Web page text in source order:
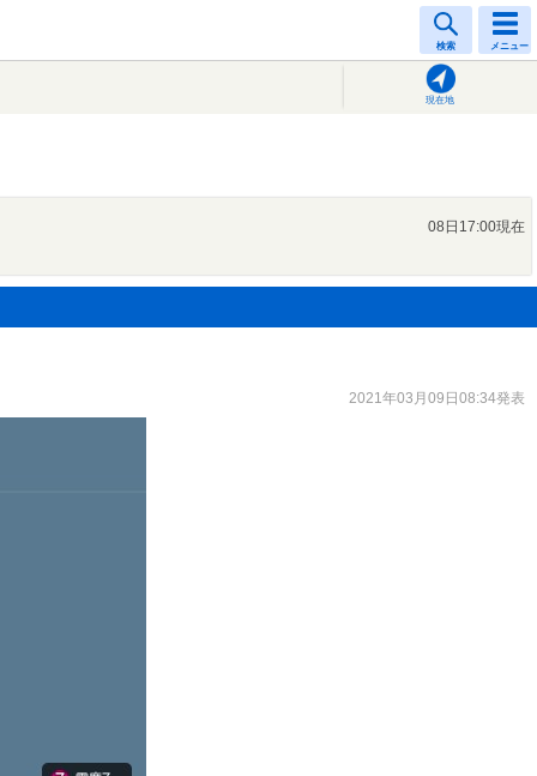
検索 メニュー
現在地
08日17:00現在
2021年03月09日08:34発表